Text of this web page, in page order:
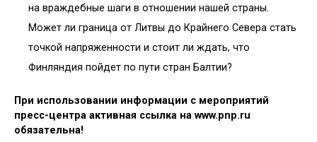
на враждебные шаги в отношении нашей страны.
Может ли граница от Литвы до Крайнего Севера стать
точкой напряженности и стоит ли ждать, что
Финляндия пойдет по пути стран Балтии?
При использовании информации с мероприятий
пресс-центра активная ссылка на www.pnp.ru
обязательна!